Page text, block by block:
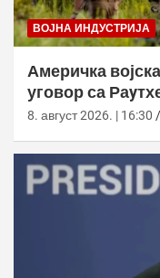
ВОЈНА ИНДУСТРИЈА
Америчка
уговор са
милиона долара
8. август 2026. | 16:30